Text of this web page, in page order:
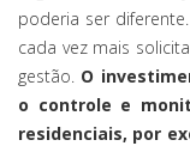
poderia ser
cada vez mais
gestão. O
o controle e
residenciais, por